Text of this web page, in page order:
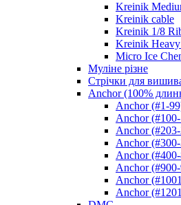
Kreinik
Kreinik cable
Kreinik 1/8
Kreinik
Micro Ice
Муліне різне
Стрічки для
Anchor (100%
Anchor (#1-
Anchor
Anchor
Anchor
Anchor
Anchor
Anchor
Anchor